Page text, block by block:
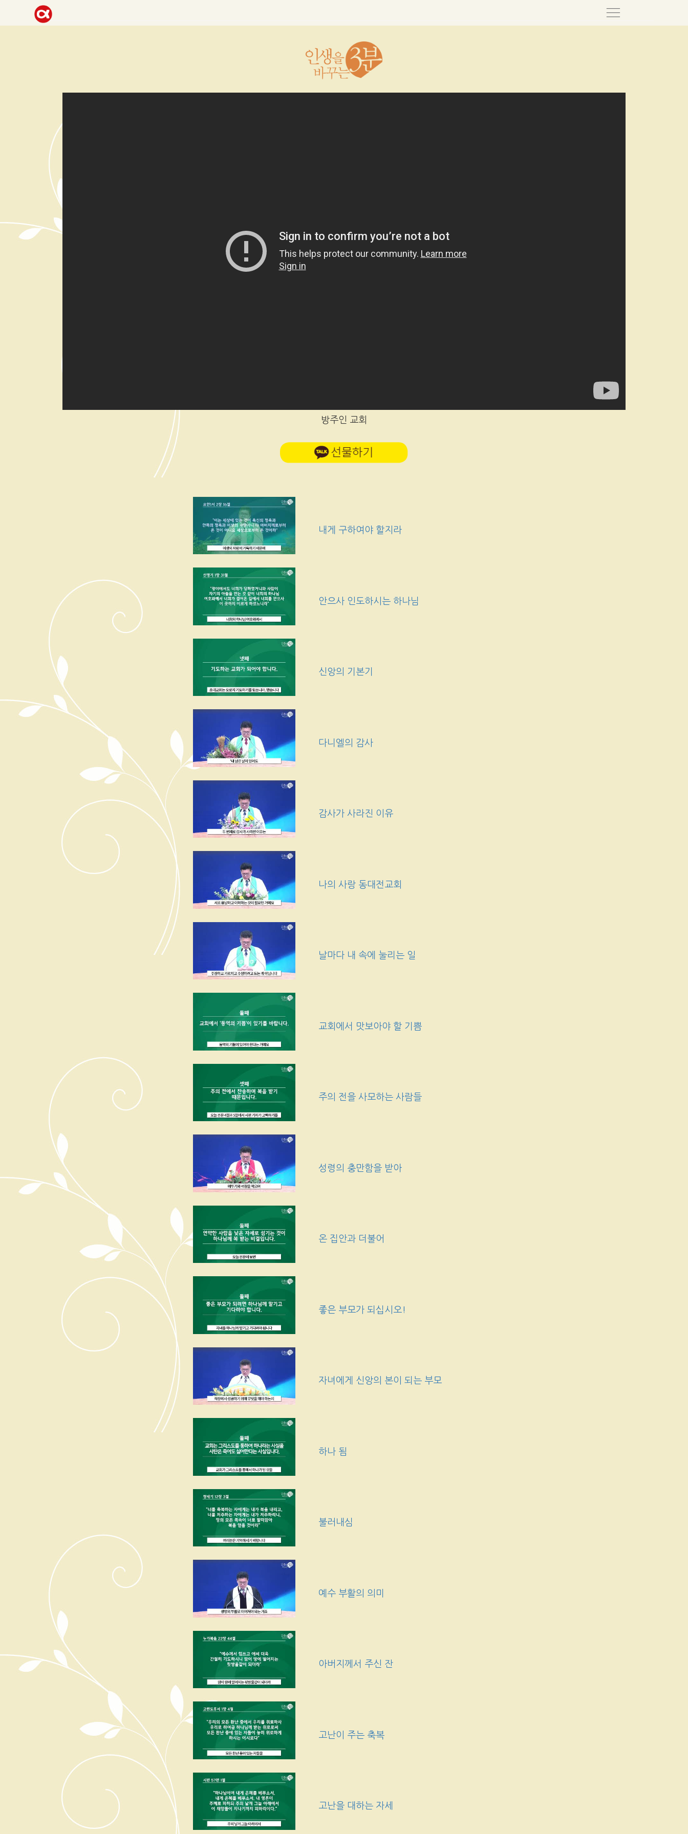
방주인 교회
내게 구하여야 할지라
안으사 인도하시는 하나님
신앙의 기본기
다니엘의 감사
감사가 사라진 이유
나의 사랑 동대전교회
날마다 내 속에 눌리는 일
교회에서 맛보아야 할 기쁨
주의 전을 사모하는 사람들
성령의 충만함을 받아
온 집안과 더불어
좋은 부모가 되십시오!
자녀에게 신앙의 본이 되는 부모
하나 됨
불러내심
예수 부활의 의미
아버지께서 주신 잔
고난이 주는 축복
고난을 대하는 자세